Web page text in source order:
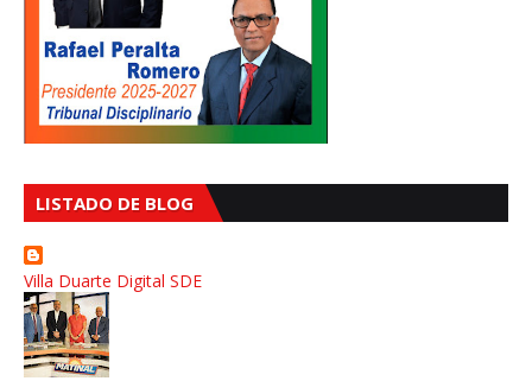
LISTADO DE BLOG
Villa Duarte Digital SDE